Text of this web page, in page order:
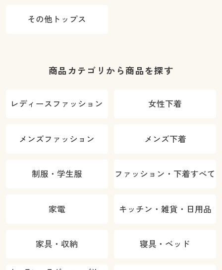
カラー・サイズを選択しカートに入れる
その他トップス
商品カテゴリから商品を探す
レディースファッション 女性下着
メンズファッション メンズ下着
制服・学生服 ファッション・下着すべて
家電 キッチン・雑貨・日用品
家具・収納 寝具・ベッド